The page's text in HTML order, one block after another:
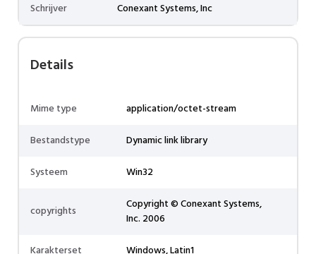
Schrijver
Conexant Systems, Inc
Details
Mime type
application/octet-stream
Bestandstype
Dynamic link library
Systeem
Win32
copyrights
Copyright © Conexant Systems,
Inc. 2006